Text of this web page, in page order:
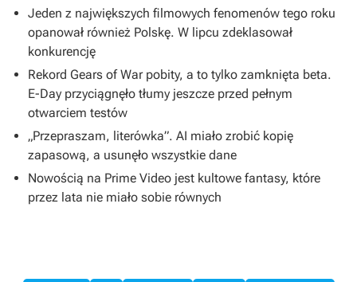
Jeden z największych filmowych fenomenów tego roku
opanował również Polskę. W lipcu zdeklasował
konkurencję
Rekord Gears of War pobity, a to tylko zamknięta beta.
E-Day przyciągnęło tłumy jeszcze przed pełnym
otwarciem testów
„Przepraszam, literówka”. AI miało zrobić kopię
zapasową, a usunęło wszystkie dane
Nowością na Prime Video jest kultowe fantasy, które
przez lata nie miało sobie równych